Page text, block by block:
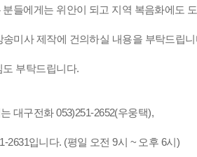
들에게는 위안이 되고 지역 복음화에도
미사 제작에 건의하실 내용을 부탁드립니
부탁드립니다.
대구전화 053)251-2652(우웅택),
2631입니다. (평일 오전 9시 ~ 오후 6시)